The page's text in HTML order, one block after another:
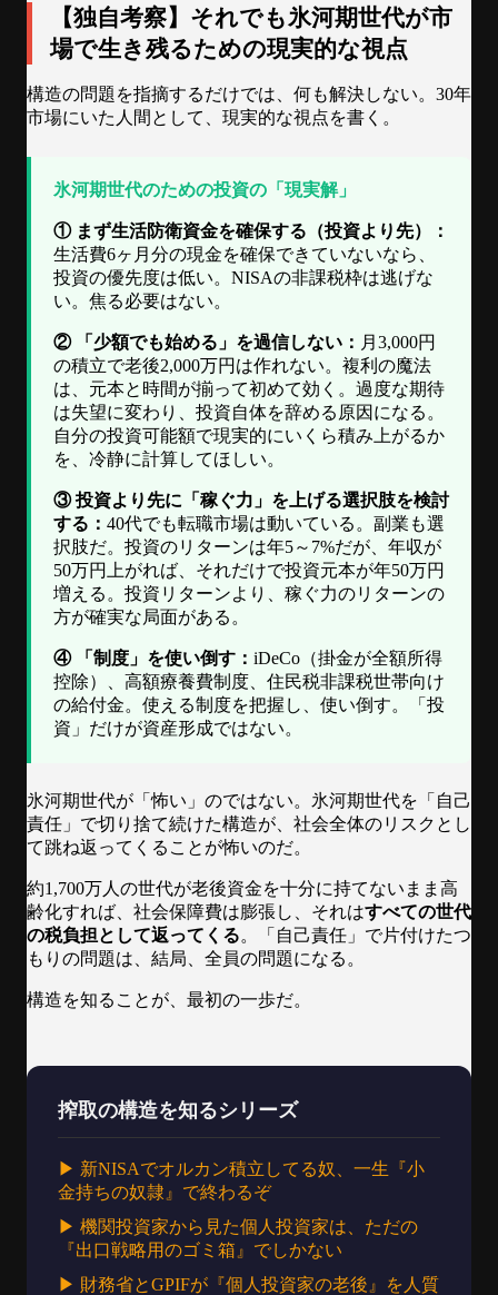
【独自考察】それでも氷河期世代が市
場で生き残るための現実的な視点
構造の問題を指摘するだけでは、何も解決しない。30年
市場にいた人間として、現実的な視点を書く。
氷河期世代のための投資の「現実解」
① まず生活防衛資金を確保する（投資より先）：
生活費6ヶ月分の現金を確保できていないなら、
投資の優先度は低い。NISAの非課税枠は逃げな
い。焦る必要はない。
② 「少額でも始める」を過信しない： 月3,000円
の積立で老後2,000万円は作れない。複利の魔法
は、元本と時間が揃って初めて効く。過度な期待
は失望に変わり、投資自体を辞める原因になる。
自分の投資可能額で現実的にいくら積み上がるか
を、冷静に計算してほしい。
③ 投資より先に「稼ぐ力」を上げる選択肢を検討
する： 40代でも転職市場は動いている。副業も選
択肢だ。投資のリターンは年5～7%だが、年収が
50万円上がれば、それだけで投資元本が年50万円
増える。投資リターンより、稼ぐ力のリターンの
方が確実な局面がある。
④ 「制度」を使い倒す： iDeCo（掛金が全額所得
控除）、高額療養費制度、住民税非課税世帯向け
の給付金。使える制度を把握し、使い倒す。「投
資」だけが資産形成ではない。
氷河期世代が「怖い」のではない。氷河期世代を「自己
責任」で切り捨て続けた構造が、社会全体のリスクとし
て跳ね返ってくることが怖いのだ。
約1,700万人の世代が老後資金を十分に持てないまま高
齢化すれば、社会保障費は膨張し、それはすべての世代
の税負担として返ってくる。「自己責任」で片付けたつ
もりの問題は、結局、全員の問題になる。
構造を知ることが、最初の一歩だ。
搾取の構造を知るシリーズ
▶ 新NISAでオルカン積立してる奴、一生『小
金持ちの奴隷』で終わるぞ
▶ 機関投資家から見た個人投資家は、ただの
『出口戦略用のゴミ箱』でしかない
▶ 財務省とGPIFが『個人投資家の老後』を人質